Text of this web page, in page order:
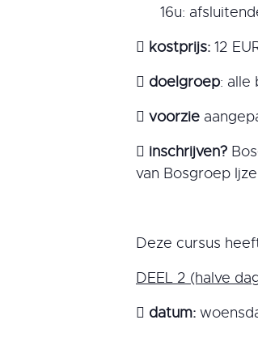
16u:
 kostprijs: 12
 doelgroep: alle
 voorzie
 inschrijven?
van Bosgroep
Deze cursus
DEEL 2 (halve
 datum: